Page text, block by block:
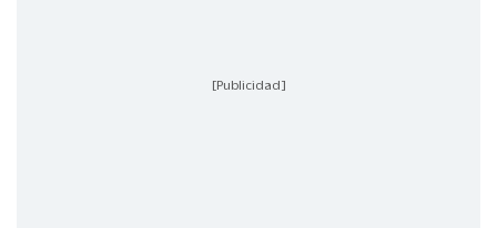
[Publicidad]